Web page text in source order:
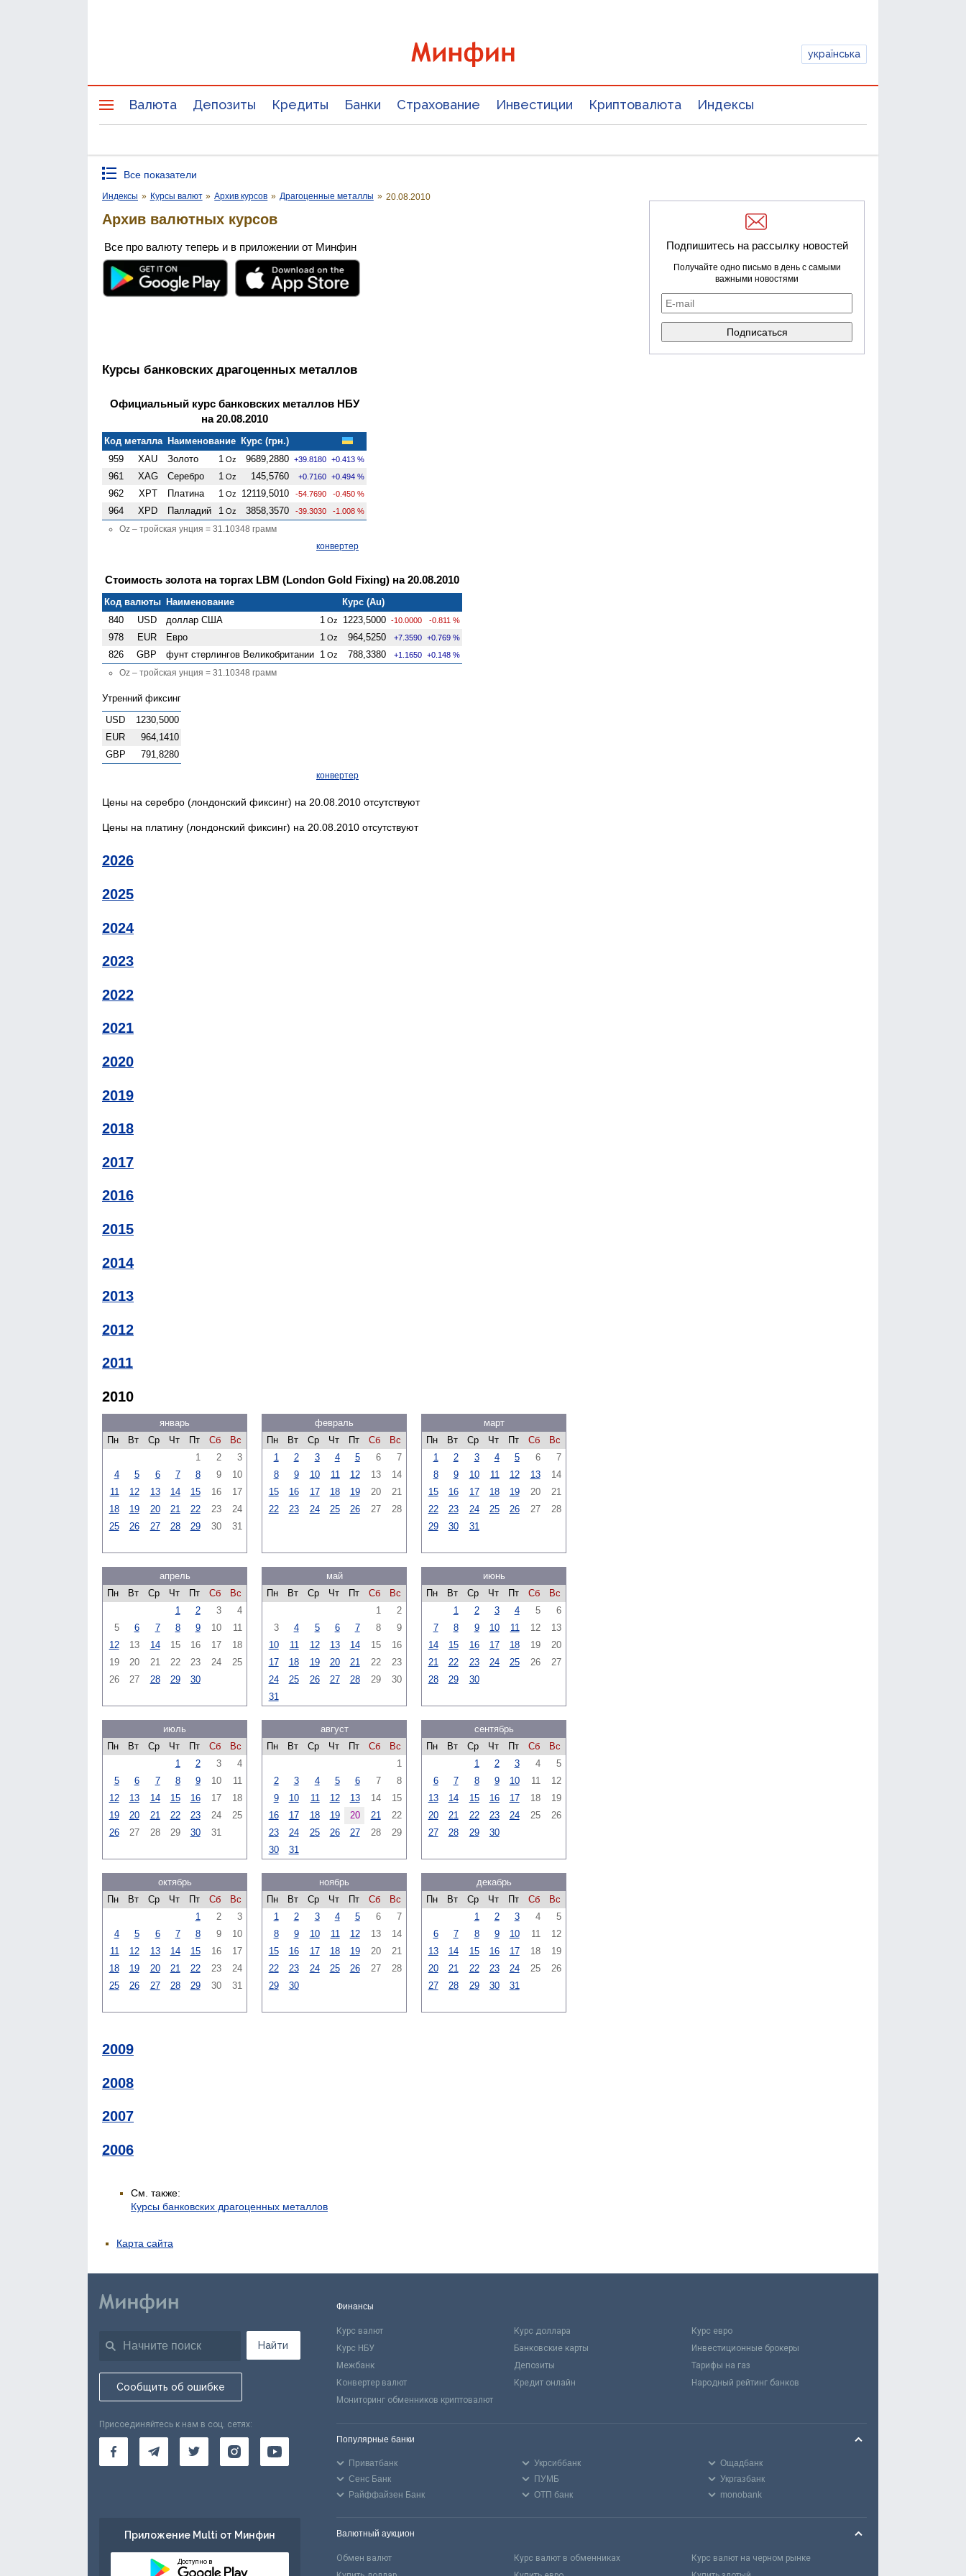
українська
Валюта Депозиты Кредиты Банки Страхование Инвестиции Криптовалюта Индексы
Все показатели
Индексы » Курсы валют » Архив курсов » Драгоценные металлы » 20.08.2010
Архив валютных курсов
Все про валюту теперь и в приложении от Минфин
Курсы банковских драгоценных металлов
Официальный курс банковских металлов НБУ
на 20.08.2010
Код металла Наименование Курс (грн.)
959
XAU Золото 1 Oz 9689,2880 +39.8180 +0.413 %
961 XAG Серебро 1 Oz 145,5760 +0.7160 +0.494 %
962 XPT Платина 1 Oz 12119,5010 -54.7690 -0.450 %
964 XPD Палладий 1 Oz 3858,3570 -39.3030 -1.008 %
Oz – тройская унция = 31.10348 грамм
конвертер
Стоимость золота на торгах LBM (London Gold Fixing) на 20.08.2010
Код валюты Наименование
Курс (Au)
840
USD доллар США 1 Oz 1223,5000 -10.0000 -0.811 %
978 EUR Евро 1 Oz 964,5250 +7.3590 +0.769 %
826 GBP фунт стерлингов Велико­британии 1 Oz 788,3380 +1.1650 +0.148 %
Oz – тройская унция = 31.10348 грамм
Утренний фиксинг
USD
1230,5000
EUR
964,1410
GBP
791,8280
конвертер
Цены на серебро (лондонский фиксинг) на 20.08.2010 отсутствуют
Цены на платину (лондонский фиксинг) на 20.08.2010 отсутствуют
2026
2025
2024
2023
2022
2021
2020
2019
2018
2017
2016
2015
2014
2013
2012
2011
2010
январь
Пн
Вт Ср Чт Пт Сб
Вс
1
2
3
4
5 6 7 8 9
10
11
12 13 14 15 16
17
18
19 20 21 22 23
24
25
26 27 28 29 30 31
февраль
Пн
Вт Ср Чт Пт Сб
Вс
1
2 3 4 5 6
7
8
9 10 11 12 13
14
15
16 17 18 19 20
21
22
23 24 25 26 27 28
март
Пн
Вт Ср Чт Пт Сб
Вс
1
2 3 4 5 6
7
8
9 10 11 12 13
14
15
16 17 18 19 20
21
22
23 24 25 26 27
28
29
30 31
апрель
Пн
Вт Ср Чт Пт Сб
Вс
1
2 3
4
5
6 7 8 9 10
11
12
13 14 15 16 17
18
19
20 21 22 23 24
25
26
27 28 29 30
май
Пн
Вт Ср Чт Пт Сб
Вс
1
2
3
4 5 6 7 8
9
10
11 12 13 14 15
16
17
18 19 20 21 22
23
24
25 26 27 28 29
30
31
июнь
Пн
Вт Ср Чт Пт Сб
Вс
1
2 3 4 5
6
7
8 9 10 11 12
13
14
15 16 17 18 19
20
21
22 23 24 25 26
27
28
29 30
июль
Пн
Вт Ср Чт Пт Сб
Вс
1
2 3
4
5
6 7 8 9 10
11
12
13 14 15 16 17
18
19
20 21 22 23 24
25
26
27 28 29 30 31
август
Пн
Вт Ср Чт Пт Сб
Вс
1
2
3 4 5 6 7
8
9
10 11 12 13 14
15
16
17 18 19 20 21
22
23
24 25 26 27 28
29
30
31
сентябрь
Пн
Вт Ср Чт Пт Сб
Вс
1
2 3 4
5
6
7 8 9 10 11
12
13
14 15 16 17 18
19
20
21 22 23 24 25
26
27
28 29 30
октябрь
Пн
Вт Ср Чт Пт Сб
Вс
1
2
3
4
5 6 7 8 9
10
11
12 13 14 15 16
17
18
19 20 21 22 23
24
25
26 27 28 29 30 31
ноябрь
Пн
Вт Ср Чт Пт Сб
Вс
1
2 3 4 5 6
7
8
9 10 11 12 13
14
15
16 17 18 19 20
21
22
23 24 25 26 27
28
29
30
декабрь
Пн
Вт Ср Чт Пт Сб
Вс
1
2 3 4
5
6
7 8 9 10 11
12
13
14 15 16 17 18
19
20
21 22 23 24 25
26
27
28 29 30 31
2009
2008
2007
2006
См. также:
Курсы банковских драгоценных металлов
Подпишитесь на рассылку новостей
Получайте одно письмо в день с самыми
важными новостями
Карта сайта
Найти
Сообщить об ошибке
Присоединяйтесь к нам в соц. сетях:
Приложение Multi от Минфин
Доступно в
Финансы
Курс валют Курс доллара
Курс евро
Курс НБУ
Банковские карты
Инвестиционные брокеры
Межбанк
Депозиты
Тарифы на газ
Конвертер валют
Кредит онлайн
Народный рейтинг банков
Мониторинг обменников криптовалют
Популярные банки
Приватбанк Укрсиббанк
Ощадбанк
Сенс Банк
ПУМБ
Укргазбанк
Райффайзен Банк
ОТП банк monobank
Валютный аукцион
Обмен валют Курс валют в обменниках
Курс валют на черном рынке